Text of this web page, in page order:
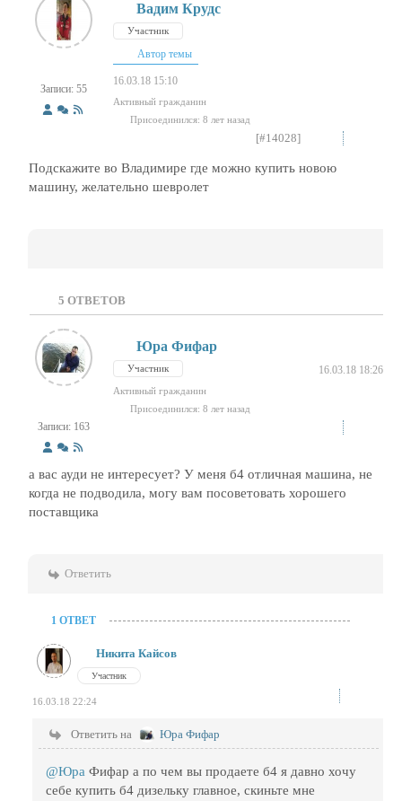
Записи: 55
Вадим Крудс
Участник
Автор темы
16.03.18 15:10
Активный гражданин
Присоединился: 8 лет назад
[#14028]
Подскажите во Владимире где можно купить новою
машину, желательно шевролет
5 ОТВЕТОВ
Записи: 163
Юра Фифар
Участник 16.03.18 18:26
Активный гражданин
Присоединился: 8 лет назад
а вас ауди не интересует? У меня б4 отличная машина, не
когда не подводила, могу вам посоветовать хорошего
поставщика
Ответить
1 ОТВЕТ
Никита Кайсов
Участник
16.03.18 22:24
Ответить на Юра Фифар
@Юра Фифар а по чем вы продаете б4 я давно хочу
себе купить б4 дизельку главное, скиньте мне